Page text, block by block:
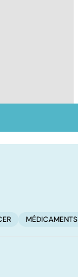
des
: que faire
MÉDICAMENTS